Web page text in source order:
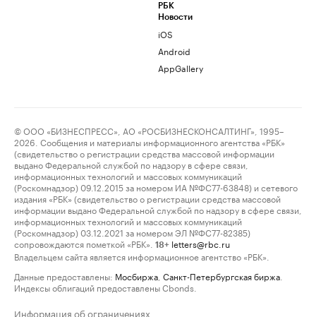
РБК
Новости
iOS
Android
AppGallery
© ООО «БИЗНЕСПРЕСС», АО «РОСБИЗНЕСКОНСАЛТИНГ», 1995–
2026. Сообщения и материалы информационного агентства «РБК»
(свидетельство о регистрации средства массовой информации
выдано Федеральной службой по надзору в сфере связи,
информационных технологий и массовых коммуникаций
(Роскомнадзор) 09.12.2015 за номером ИА №ФС77-63848) и сетевого
издания «РБК» (свидетельство о регистрации средства массовой
информации выдано Федеральной службой по надзору в сфере связи,
информационных технологий и массовых коммуникаций
(Роскомнадзор) 03.12.2021 за номером ЭЛ №ФС77-82385)
сопровождаются пометкой «РБК».
18+ letters@rbc.ru
Владельцем сайта является информационное агентство «РБК».
Данные предоставлены: Мосбиржа Санкт-Петербургская биржа
Индексы облигаций предоставлены Cbonds.
Информация об ограничениях